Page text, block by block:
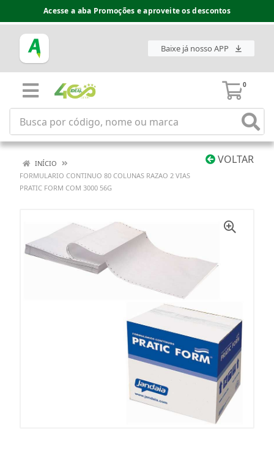
Acesse a aba Promoções e aproveite os descontos
Baixe já nosso APP
0
VOLTAR
INÍCIO
FORMULARIO CONTINUO 80 COLUNAS RAZAO 2 VIAS
PRATIC FORM COM 3000 56G